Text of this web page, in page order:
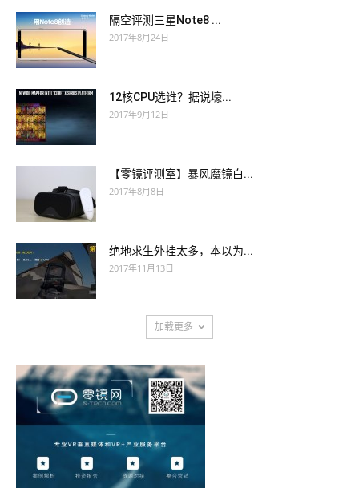
隔空评测三星Note8 ...
2017年8月24日
12核CPU选谁？据说壕...
2017年9月12日
【零镜评测室】暴风魔镜白...
2017年8月8日
绝地求生外挂太多，本以为...
2017年11月13日
加载更多